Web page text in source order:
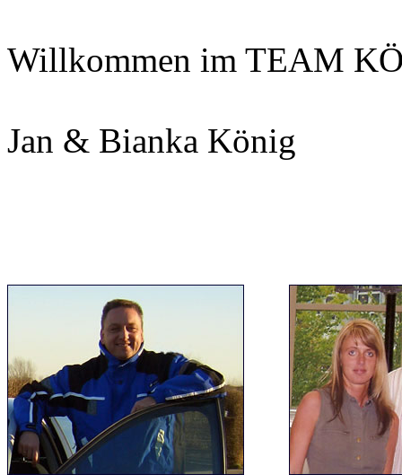
Willkommen im TEAM
Jan & Bianka König